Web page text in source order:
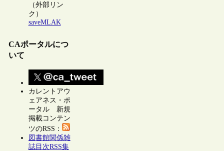
（外部リン
ク）
saveMLAK
CAポータルにつ
いて
カレントアウ
ェアネス・ポ
ータル 新規
掲載コンテン
ツのRSS：
図書館関係雑
誌目次RSS集